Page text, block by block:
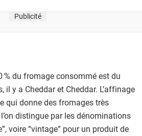
Publicité
% du fromage consommé est du
il y a Cheddar et Cheddar. L’affinage
qui donne des fromages très
distingue par les dénominations
voire “vintage” pour un produit de